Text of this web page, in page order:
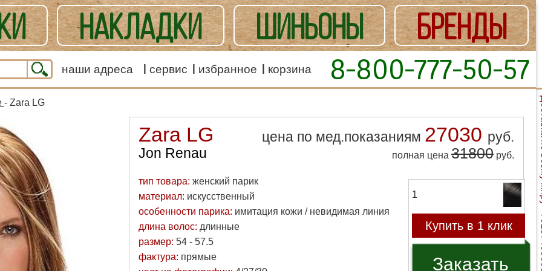
НАКЛАДКИ ШИНЬОНЫ БРЕНДЫ
наши адреса сервис избранное корзина 8-800-777-50-57
- Zara LG
Zara LG
Jon Renau
цена по мед.показаниям 27030 руб.
полная цена 31800 руб.
тип товара: женский парик
материал: искусственный
особенности парика: имитация кожи / невидимая линия
длина волос: длинные
размер: 54 - 57.5
фактура: прямые
1
Купить в 1 клик
Заказать